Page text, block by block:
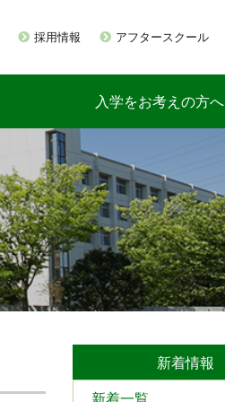
採用情報 アフタースクール
入学をお考えの方へ
新着情報
新着一覧